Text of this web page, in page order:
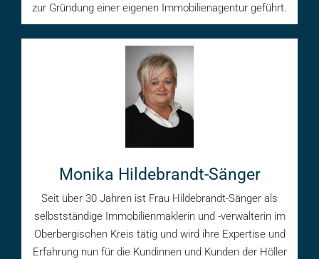
zur Gründung einer eigenen Immobilienagentur geführt.
Monika Hildebrandt-Sänger
Seit über 30 Jahren ist Frau Hildebrandt-Sänger als
selbstständige Immobilienmaklerin und -verwalterin im
Oberbergischen Kreis tätig und wird ihre Expertise und
Erfahrung nun für die Kundinnen und Kunden der Höller